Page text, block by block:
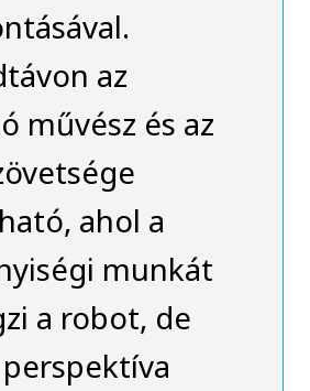
az
művész és az
ahol a
munkát
a robot, de